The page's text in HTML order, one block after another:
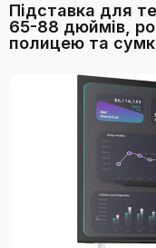
Підставка для
65-88 дюймів,
полицею та